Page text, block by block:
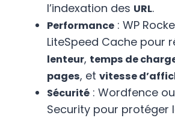
l’indexation des URL.
Performance: WP
LiteSpeed Cache pour
lenteur, temps de
pages, et vitesse
Sécurité: Wordfence
Security pour protéger